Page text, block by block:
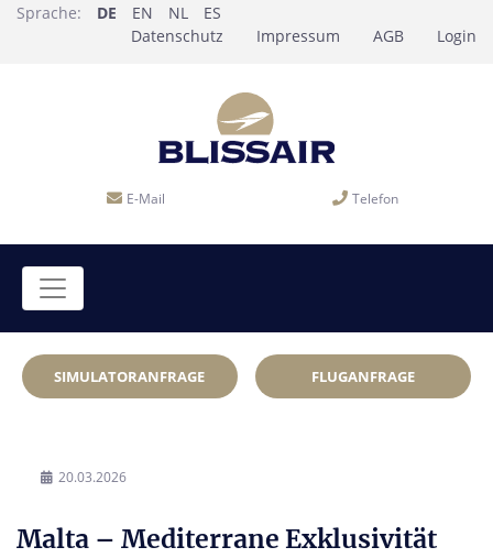
Sprache: DE EN NL
ES
Datenschutz
Impressum AGB Login
E-Mail Telefon
SIMULATORANFRAGE FLUGANFRAGE
20.03.2026
Malta – Mediterrane Exklusivität